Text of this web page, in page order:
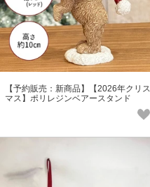
【予約販売：新商品】【2026年クリス
マス】ポリレジンベアースタンド